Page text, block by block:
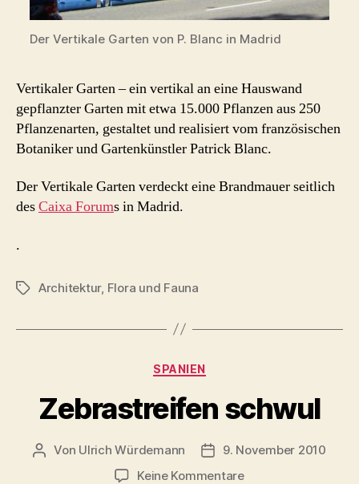
Der Vertikale Garten von P. Blanc in Madrid
Vertikaler Garten – ein vertikal an eine Hauswand
gepflanzter Garten mit etwa 15.000 Pflanzen aus 250
Pflanzenarten, gestaltet und realisiert vom französischen
Botaniker und Gartenkünstler Patrick Blanc.
Der Vertikale Garten verdeckt eine Brandmauer seitlich
desCaixa Forums in Madrid.
.
Schlagwörter
Architektur, Flora und Fauna
Kategorien
SPANIEN
Zebrastreifen schwul
Beitragsautor
Von Ulrich Würdemann Beitragsdatum
9. November 2010
Keine Kommentarezu